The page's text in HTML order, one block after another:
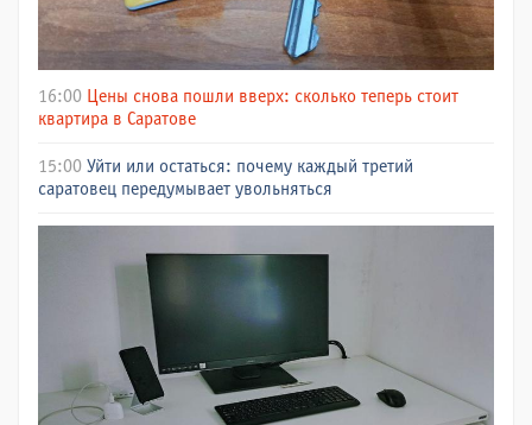
16:00 Цены снова пошли вверх: сколько теперь стоит
квартира в Саратове
15:00 Уйти или остаться: почему каждый третий
саратовец передумывает увольняться